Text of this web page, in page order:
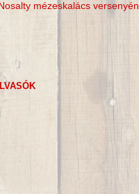
mézeskalács versenyén